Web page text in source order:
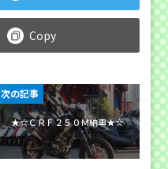
Copy
★☆ＣＲＦ２５０Ｍ納車★☆
次の記事